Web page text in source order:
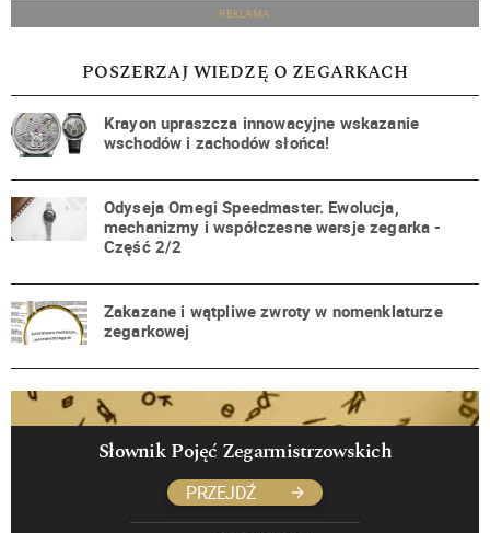
REKLAMA
POSZERZAJ WIEDZĘ O ZEGARKACH
Krayon upraszcza innowacyjne wskazanie
wschodów i zachodów słońca!
Odyseja Omegi Speedmaster. Ewolucja,
mechanizmy i współczesne wersje zegarka -
Część 2/2
Zakazane i wątpliwe zwroty w nomenklaturze
zegarkowej
Słownik Pojęć Zegarmistrzowskich
PRZEJDŹ